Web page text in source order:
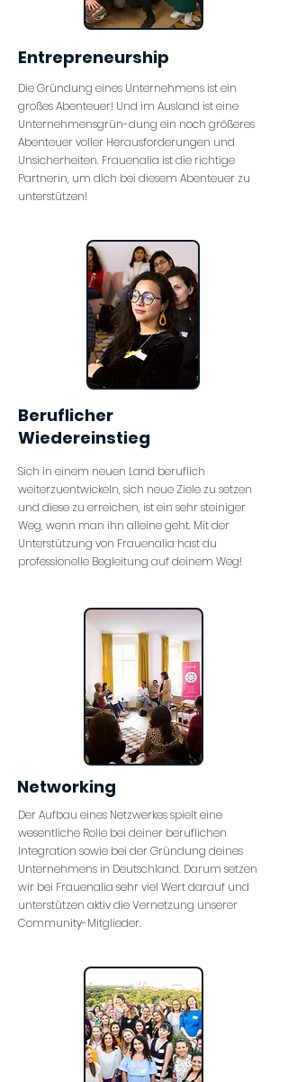
Entrepreneurship
Die Gründung eines Unternehmens ist ein
großes Abenteuer! Und im Ausland ist eine
Unternehmensgrün-dung ein noch größeres
Abenteuer voller Herausforderungen und
Unsicherheiten. Frauenalia ist die richtige
Partnerin, um dich bei diesem Abenteuer zu
unterstützen!
Beruflicher
Wiedereinstieg
Sich in einem neuen Land beruflich
weiterzuentwickeln, sich neue Ziele zu setzen
und diese zu erreichen, ist ein sehr steiniger
Weg, wenn man ihn alleine geht. Mit der
Unterstützung von Frauenalia hast du
professionelle Begleitung auf deinem Weg!
Networking
Der Aufbau eines Netzwerkes spielt eine
wesentliche Rolle bei deiner beruflichen
Integration sowie bei der Gründung deines
Unternehmens in Deutschland. Darum setzen
wir bei Frauenalia sehr viel Wert darauf und
unterstützen aktiv die Vernetzung unserer
Community-Mitglieder.